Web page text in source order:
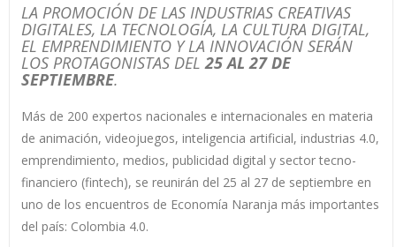
LA PROMOCIÓN DE LAS INDUSTRIAS CREATIVAS
DIGITALES, LA TECNOLOGÍA, LA CULTURA DIGITAL,
EL EMPRENDIMIENTO Y LA INNOVACIÓN SERÁN
LOS PROTAGONISTAS DEL 25 AL 27 DE
SEPTIEMBRE.
Más de 200 expertos nacionales e internacionales en materia
de animación, videojuegos, inteligencia artificial, industrias 4.0,
emprendimiento, medios, publicidad digital y sector tecno-
financiero (fintech), se reunirán del 25 al 27 de septiembre en
uno de los encuentros de Economía Naranja más importantes
del país: Colombia 4.0.